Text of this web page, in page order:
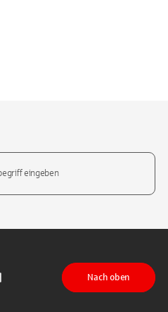
auf TikTokauf LinkedIn
Nach oben